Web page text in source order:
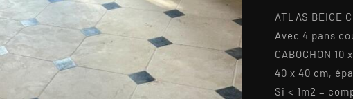
ATLAS BEIGE
Avec 4 pans
CABOCHON 10
40 x 40 cm,
Si < 1m2 =